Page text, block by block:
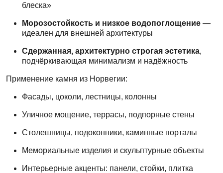
блеска»
Морозостойкость и низкое водопоглощение —
идеален для внешней архитектуры
Сдержанная, архитектурно строгая эстетика,
подчёркивающая минимализм и надёжность
Применение камня из Норвегии:
Фасады, цоколи, лестницы, колонны
Уличное мощение, террасы, подпорные стены
Столешницы, подоконники, каминные порталы
Мемориальные изделия и скульптурные объекты
Интерьерные акценты: панели, стойки, плитка